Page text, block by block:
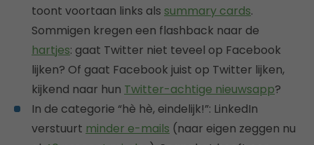
toont voortaan links als summary cards.
Sommigen kregen een flashback naar de
hartjes: gaat Twitter niet teveel op Facebook
lijken? Of gaat Facebook juist op Twitter lijken,
kijkend naar hun Twitter-achtige nieuwsapp?
In de categorie “hè hè, eindelijk!”: LinkedIn
verstuurt minder e-mails (naar eigen zeggen nu